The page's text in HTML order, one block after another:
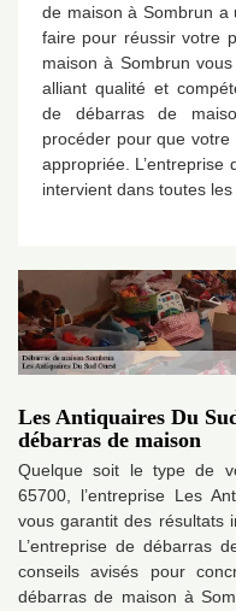
de maison à Sombrun a
faire pour réussir votre
maison à Sombrun
alliant qualité et
de débarras de
procéder pour que
appropriée. L’entreprise
intervient dans toutes
Les Antiquaires Du
débarras de maison
Quelque soit le type de
65700, l’entreprise Les
vous garantit des résultats
L’entreprise de débarras
conseils avisés pour
débarras de maison à